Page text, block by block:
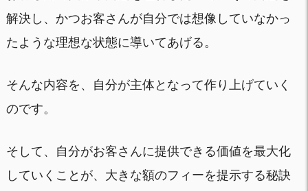
解決し、かつお客さんが自分では想像していなかっ
たような理想な状態に導いてあげる。
そんな内容を、自分が主体となって作り上げていく
のです。
そして、自分がお客さんに提供できる価値を最大化
していくことが、大きな額のフィーを提示する秘訣